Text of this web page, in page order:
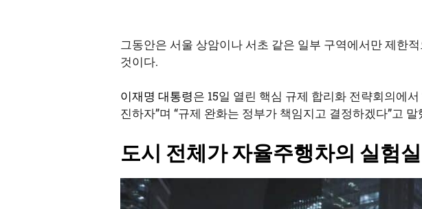
그동안은 서울 상암이나 서초 같은 일부 구역에서만 제한
것이다.
이재명 대통령은 15일 열린 핵심 규제 합리화 전략회의에
진하자”며 “규제 완화는 정부가 책임지고 결정하겠다”고 말
도시 전체가 자율주행차의 실험